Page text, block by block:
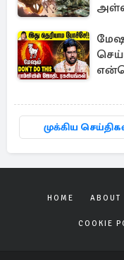
முக்கிய
HOME ABOUT
COOKIE